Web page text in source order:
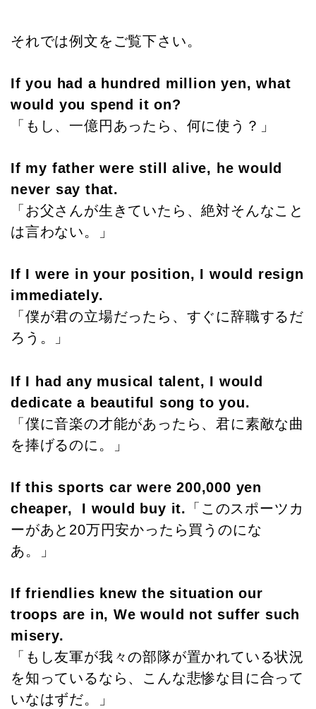
それでは例文をご覧下さい。
If you had a hundred million yen, what
would you spend it on?
「もし、一億円あったら、何に使う？」
If my father were still alive, he would
never say that.
「お父さんが生きていたら、絶対そんなこと
は言わない。」
If I were in your position, I would resign
immediately.
「僕が君の立場だったら、すぐに辞職するだ
ろう。」
If I had any musical talent, I would
dedicate a beautiful song to you.
「僕に音楽の才能があったら、君に素敵な曲
を捧げるのに。」
If this sports car were 200,000 yen
cheaper, I would buy it. 「このスポーツカ
ーがあと20万円安かったら買うのにな
あ。」
If friendlies knew the situation our
troops are in, We would not suffer such
misery.
「もし友軍が我々の部隊が置かれている状況
を知っているなら、こんな悲惨な目に合って
いなはずだ。」